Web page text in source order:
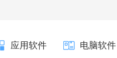
应用软件 电脑软件